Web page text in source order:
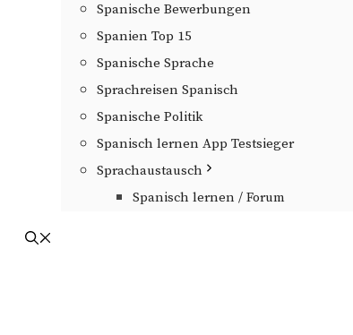
Spanische Bewerbungen
Spanien Top 15
Spanische Sprache
Sprachreisen Spanisch
Spanische Politik
Spanisch lernen App Testsieger
Sprachaustausch
Spanisch lernen / Forum